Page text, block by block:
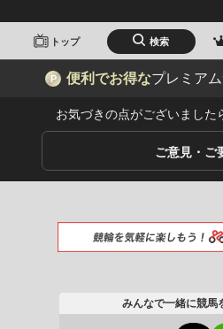
トップ 検索
P 便利でお得なプレミア
お気づきの点がございました
ご意見・ご
みんなで一緒に競馬